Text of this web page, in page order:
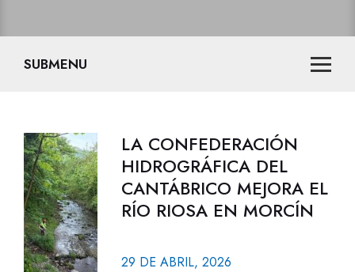
SUBMENU
LA CONFEDERACIÓN
HIDROGRÁFICA DEL
CANTÁBRICO MEJORA EL
RÍO RIOSA EN MORCÍN
29 DE ABRIL, 2026